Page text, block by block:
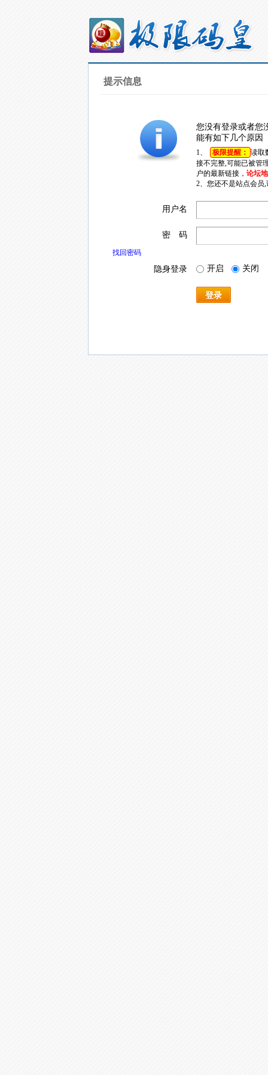
提示信息
您没有登录或者您
能有如下几个原因
1、 极限提醒： 读取
接不完整,可能已被管
户的最新链接， 论坛
2、您还不是站点会员
用户名
密 码
找回密码
隐身登录 开启 关闭
登录